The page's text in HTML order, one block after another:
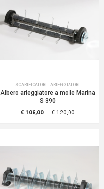
SCARIFICATORI - ARIEGGIATORI
Albero arieggiatore a molle Marina
S 390
€ 108,00
€ 120,00